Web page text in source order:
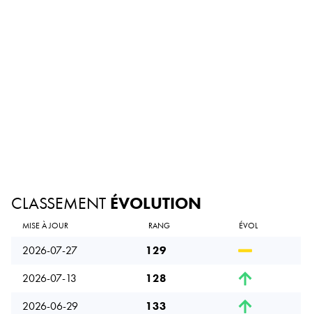
CLASSEMENT ÉVOLUTION
MISE À JOUR RANG ÉVOL
2026-07-27
129
2026-07-13
128
2026-06-29
133